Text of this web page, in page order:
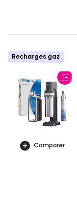
Recharges gaz
Comparer